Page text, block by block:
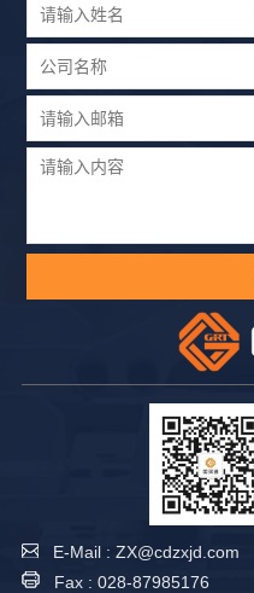
E-Mail : ZX@cdzxjd.com
Fax : 028-87985176